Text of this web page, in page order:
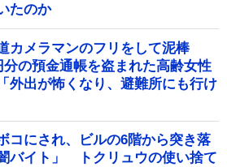
たのか
カメラマンのフリをして泥棒
の預金通帳を盗まれた高齢女性
出が怖くなり、避難所にも行け
コにされ、ビルの6階から突き落
バイト」 トクリュウの使い捨て